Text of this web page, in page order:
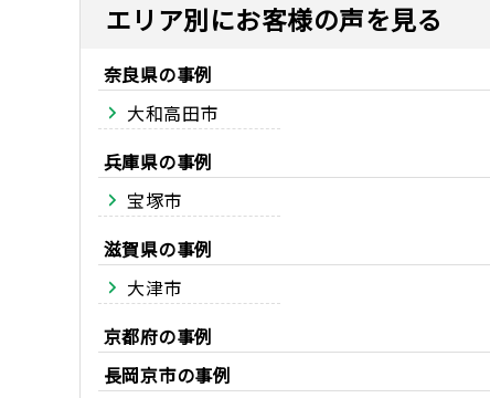
エリア別にお客様の声を見る
奈良県
大和高田市
兵庫県
宝塚市
滋賀県
大津市
京都府
長岡京市